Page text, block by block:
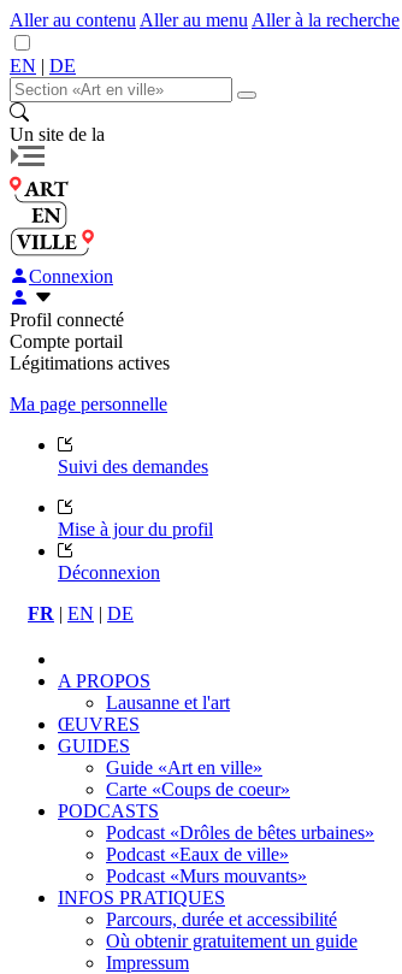
Aller au contenu Aller au menu Aller à la recherche
EN | DE
Un site de la
Connexion
Profil connecté
Compte portail
Légitimations actives
Ma page personnelle
Suivi des demandes
Mise à jour du profil
Déconnexion
FR | EN | DE
A PROPOS
Lausanne et l'art
ŒUVRES
GUIDES
Guide «Art en ville»
Carte «Coups de coeur»
PODCASTS
Podcast «Drôles de bêtes urbaines»
Podcast «Eaux de ville»
Podcast «Murs mouvants»
INFOS PRATIQUES
Parcours, durée et accessibilité
Où obtenir gratuitement un guide
Impressum